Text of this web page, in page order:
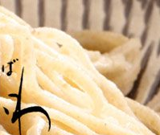
ば みやか
りと佇む「手打
自家製粉にこだ
十割そばをお楽
しいそばや季節
羅メニューなど